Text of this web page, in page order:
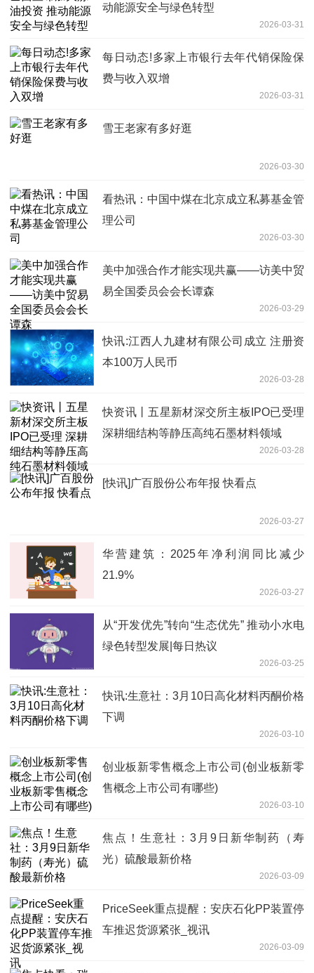
动能源安全与绿色转型
2026-03-31
每日动态!多家上市银行去年代销保险保
费与收入双增
2026-03-31
雪王老家有多好逛
2026-03-30
看热讯：中国中煤在北京成立私募基金管
理公司
2026-03-30
美中加强合作才能实现共赢——访美中贸
易全国委员会会长谭森
2026-03-29
快讯:江西人九建材有限公司成立 注册资
本100万人民币
2026-03-28
快资讯丨五星新材深交所主板IPO已受理
深耕细结构等静压高纯石墨材料领域
2026-03-28
[快讯]广百股份公布年报 快看点
2026-03-27
华营建筑：2025年净利润同比减少
21.9%
2026-03-27
从“开发优先”转向“生态优先” 推动小水电
绿色转型发展|每日热议
2026-03-25
快讯:生意社：3月10日高化材料丙酮价格
下调
2026-03-10
创业板新零售概念上市公司(创业板新零
售概念上市公司有哪些)
2026-03-10
焦点！生意社：3月9日新华制药（寿
光）硫酸最新价格
2026-03-09
PriceSeek重点提醒：安庆石化PP装置停
车推迟货源紧张_视讯
2026-03-09